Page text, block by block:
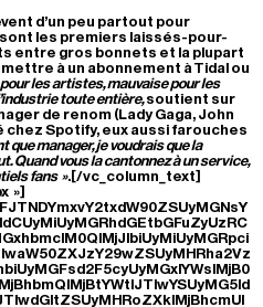
d’un peu partout pour
les premiers laissés-pour-
entre gros bonnets et la plupart
à un abonnement à Tidal ou
les artistes, mauvaise pour les
toute entière,soutient sur
de renom (Lady Gaga, John
chez Spotify, eux aussi farouches
que manager, je voudrais que la
Quand vous la cantonnez à un service,
fans ».[/vc_column_text]
»]